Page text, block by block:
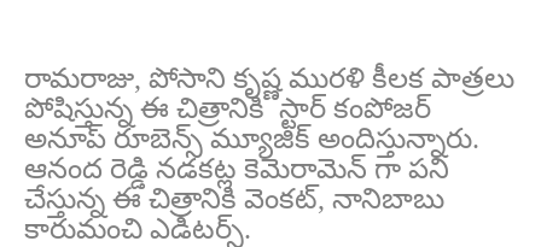
రామరాజు, పోసాని కృష్ణ మురళి కీలక పాత్రలు
పోషిస్తున్న ఈ చిత్రానికి స్టార్ కంపోజర్
అనూప్ రూబెన్స్ మ్యూజిక్ అందిస్తున్నారు.
ఆనంద రెడ్డి నడకట్ల కెమెరామెన్ గా పని
చేస్తున్న ఈ చిత్రానికి వెంకట్, నానిబాబు
కారుమంచి ఎడిటర్స్.